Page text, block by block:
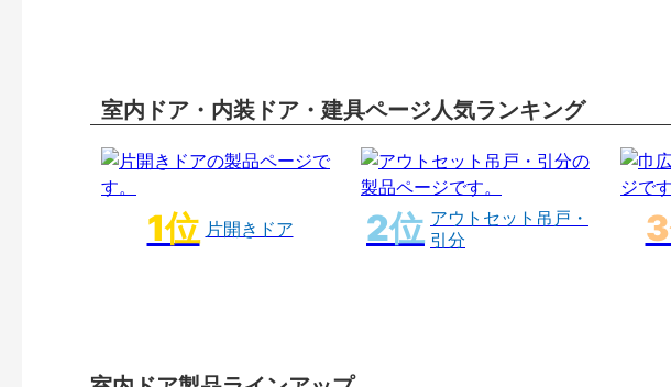
室内ドア・内装ドア・建具ページ人気ランキング
片開きドア
アウトセット吊戸・
引分